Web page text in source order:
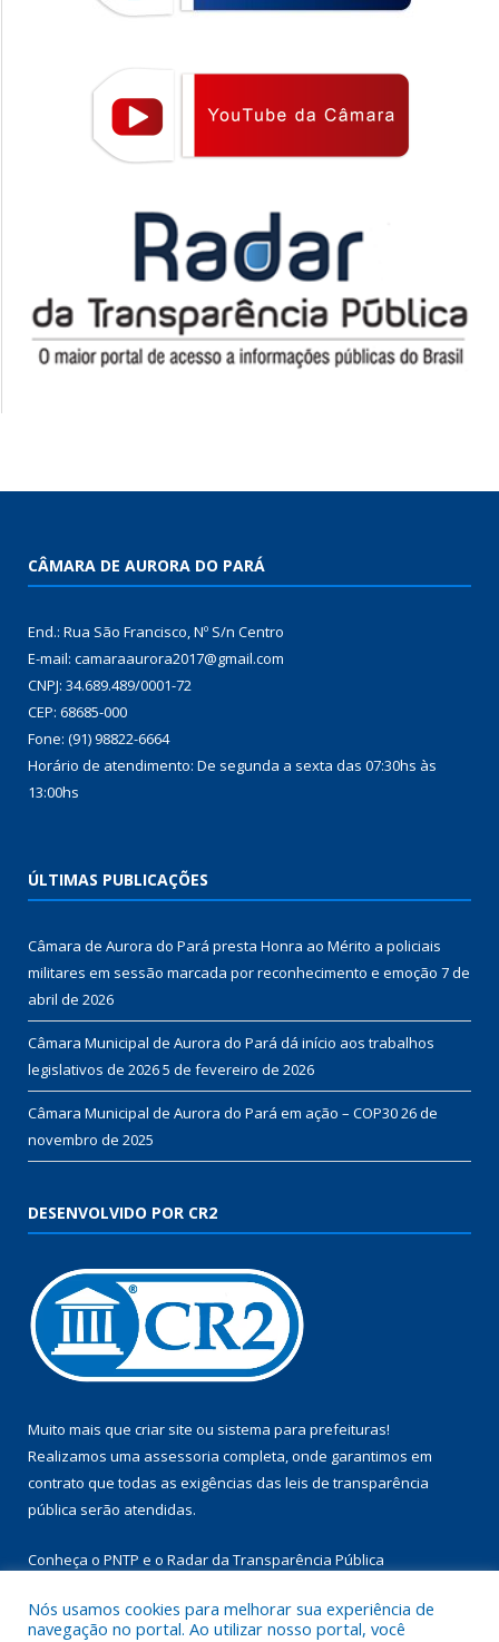
CÂMARA DE AURORA DO PARÁ
End.: Rua São Francisco, Nº S/n Centro
E-mail: camaraaurora2017@gmail.com
CNPJ: 34.689.489/0001-72
CEP: 68685-000
Fone: (91) 98822-6664
Horário de atendimento: De segunda a sexta das 07:30hs às
13:00hs
ÚLTIMAS PUBLICAÇÕES
Câmara de Aurora do Pará presta Honra ao Mérito a policiais
militares em sessão marcada por reconhecimento e emoção 7 de
abril de 2026
Câmara Municipal de Aurora do Pará dá início aos trabalhos
legislativos de 20265 de fevereiro de 2026
Câmara Municipal de Aurora do Pará em ação – COP3026 de
novembro de 2025
DESENVOLVIDO POR CR2
Muito mais que criar site ou sistema para prefeituras!
Realizamos uma assessoria completa, onde garantimos em
contrato que todas as exigências das leis de transparência
pública serão atendidas.
Conheça o PNTP e o Radar da Transparência Pública
Nós usamos cookies para melhorar sua experiência de
navegação no portal. Ao utilizar nosso portal, você